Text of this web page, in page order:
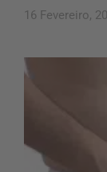
16 Fevereiro,